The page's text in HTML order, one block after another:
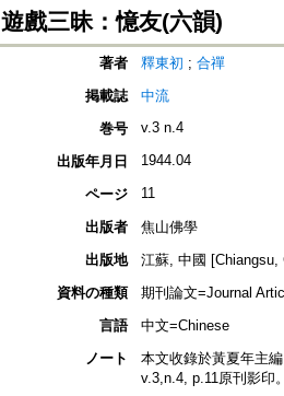
遊戲三昧：憶友(六韻)
著者 釋東初 ; 合禪
掲載誌
中流
巻号
v.3 n.4
出版年月日 1944.04
ページ 11
出版者
焦山佛學
出版地
江蘇, 中國 [Chiangsu,
資料の種類
期刊論文=Journal
言語
中文=Chinese
ノート
本文收錄於黃夏年主
v.3,n.4, p.11原刊影印